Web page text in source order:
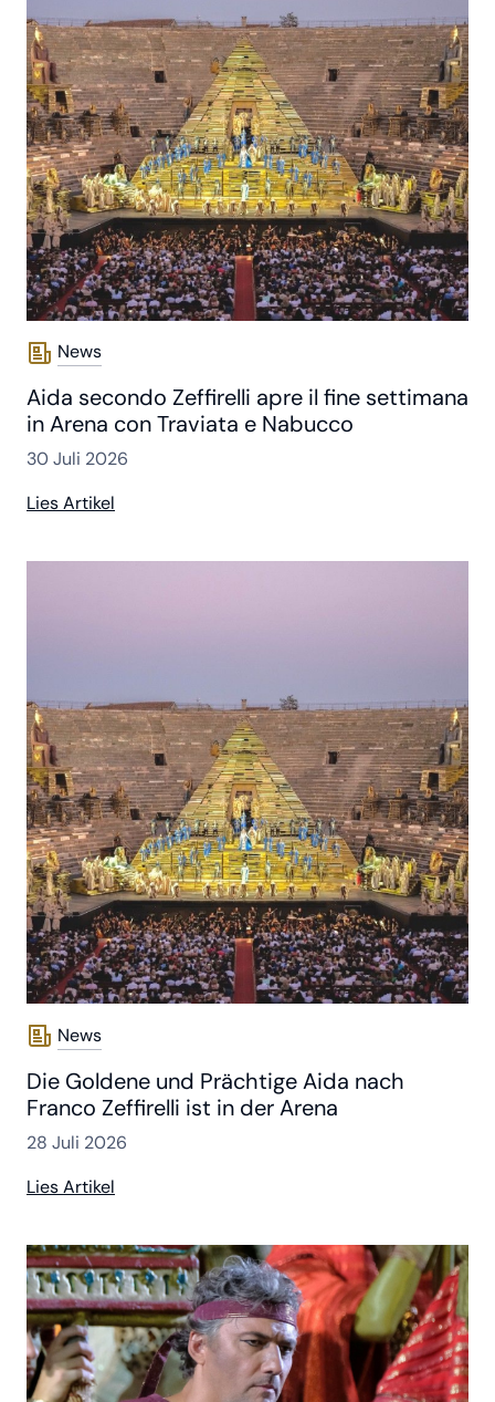
News
Aida secondo Zeffirelli apre il fine settimana
in Arena con Traviata e Nabucco
30 Juli 2026
Lies Artikel
News
Die Goldene und Prächtige Aida nach
Franco Zeffirelli ist in der Arena
28 Juli 2026
Lies Artikel